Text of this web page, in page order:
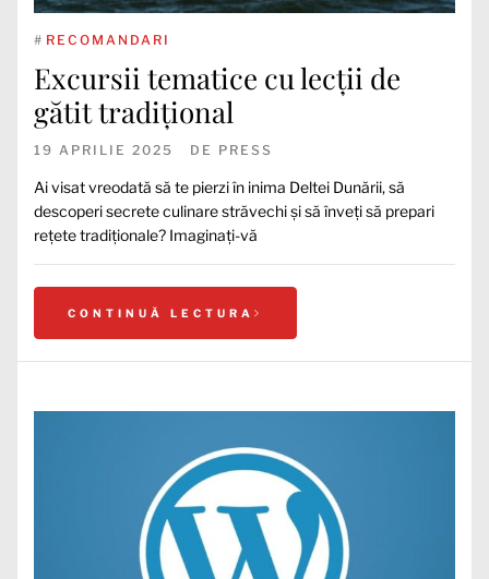
# RECOMANDARI
Excursii tematice cu lecții de
gătit tradițional
19 APRILIE 2025 DE PRESS
Ai visat vreodată să te pierzi în inima Deltei Dunării, să
descoperi secrete culinare străvechi și să înveți să prepari
rețete tradiționale? Imaginați-vă
CONTINUĂ LECTURA